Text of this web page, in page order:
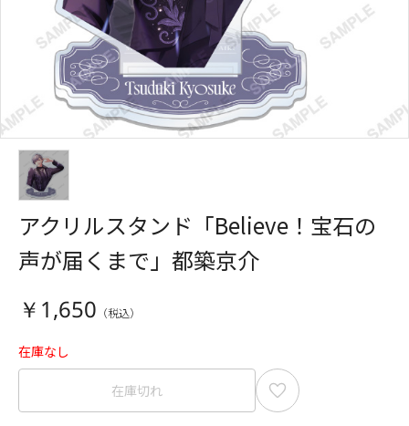
アクリルスタンド「Believe！宝石の
声が届くまで」都築京介
￥1,650
在庫なし
在庫切れ